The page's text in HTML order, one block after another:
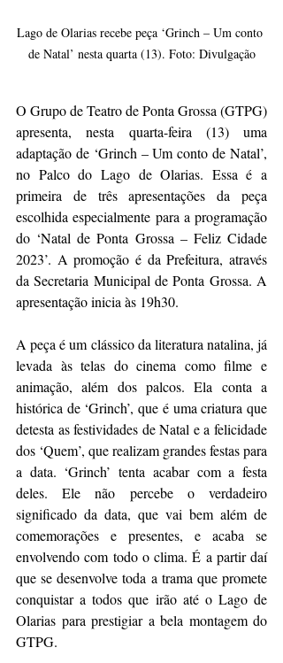
Lago de Olarias recebe peça ‘Grinch – Um conto
de Natal’ nesta quarta (13). Foto: Divulgação
O Grupo de Teatro de Ponta Grossa (GTPG)
apresenta, nesta quarta-feira (13) uma
adaptação de ‘Grinch – Um conto de Natal’,
no Palco do Lago de Olarias. Essa é a
primeira de três apresentações da peça
escolhida especialmente para a programação
do ‘Natal de Ponta Grossa – Feliz Cidade
2023’. A promoção é da Prefeitura, através
da Secretaria Municipal de Ponta Grossa. A
apresentação inicia às 19h30.
A peça é um clássico da literatura natalina, já
levada às telas do cinema como filme e
animação, além dos palcos. Ela conta a
histórica de ‘Grinch’, que é uma criatura que
detesta as festividades de Natal e a felicidade
dos ‘Quem’, que realizam grandes festas para
a data. ‘Grinch’ tenta acabar com a festa
deles. Ele não percebe o verdadeiro
significado da data, que vai bem além de
comemorações e presentes, e acaba se
envolvendo com todo o clima. É a partir daí
que se desenvolve toda a trama que promete
conquistar a todos que irão até o Lago de
Olarias para prestigiar a bela montagem do
GTPG.